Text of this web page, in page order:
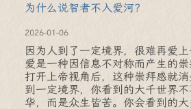
为什么说智者不入爱河？
2026-01-06
因为人到了一定境界，很难再爱
爱是一种因信息不对称而产生的
打开上帝视角后，这种崇拜感就
到一定境界，你看到的大千世界
华，而是众生皆苦。你会看到的